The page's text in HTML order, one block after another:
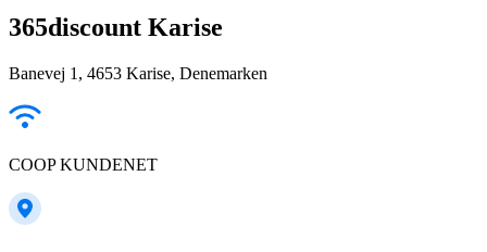
365discount Karise
Banevej 1, 4653 Karise, Denemarken
COOP KUNDENET